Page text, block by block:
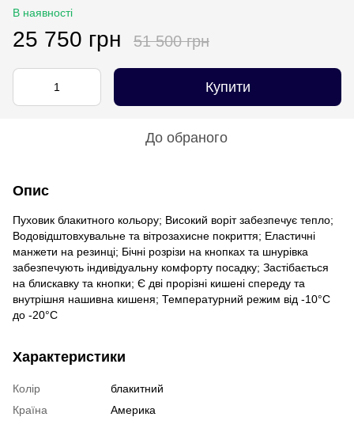
В наявності
25 750 грн 51 500 грн
Купити
До обраного
Опис
Пуховик блакитного кольору; Високий воріт забезпечує тепло;
Водовідштовхувальне та вітрозахисне покриття; Еластичні
манжети на резинці; Бічні розрізи на кнопках та шнурівка
забезпечують індивідуальну комфорту посадку; Застібається
на блискавку та кнопки; Є дві прорізні кишені спереду та
внутрішня нашивна кишеня; Температурний режим від -10°С
до -20°С
Характеристики
Колір
блакитний
Країна
Америка